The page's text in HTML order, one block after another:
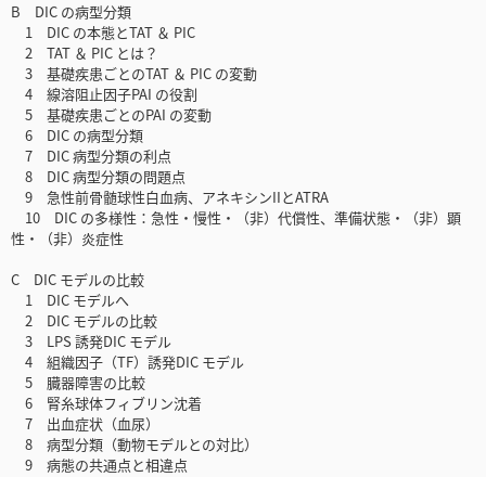
B DIC の病型分類
1 DIC の本態とTAT ＆ PIC
2 TAT ＆ PIC とは？
3 基礎疾患ごとのTAT ＆ PIC の変動
4 線溶阻止因子PAI の役割
5 基礎疾患ごとのPAI の変動
6 DIC の病型分類
7 DIC 病型分類の利点
8 DIC 病型分類の問題点
9 急性前骨髄球性白血病、アネキシンIIとATRA
10 DIC の多様性：急性・慢性・（非）代償性、準備状態・（非）顕
性・（非）炎症性
C DIC モデルの比較
1 DIC モデルへ
2 DIC モデルの比較
3 LPS 誘発DIC モデル
4 組織因子（TF）誘発DIC モデル
5 臓器障害の比較
6 腎糸球体フィブリン沈着
7 出血症状（血尿）
8 病型分類（動物モデルとの対比）
9 病態の共通点と相違点